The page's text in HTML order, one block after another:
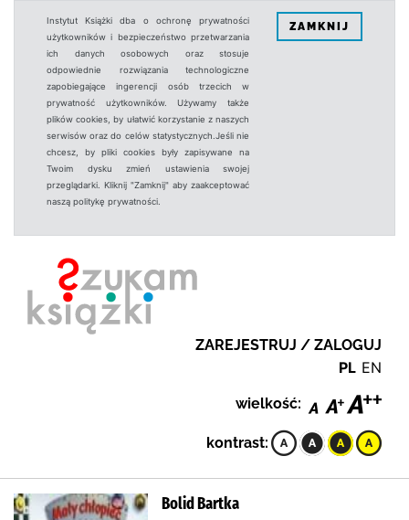
Instytut Książki dba o ochronę prywatności
użytkowników i bezpieczeństwo przetwarzania
ich danych osobowych oraz stosuje
odpowiednie rozwiązania technologiczne
zapobiegające ingerencji osób trzecich w
prywatność użytkowników. Używamy także
plików cookies, by ułatwić korzystanie z naszych
serwisów oraz do celów statystycznych.Jeśli nie
chcesz, by pliki cookies były zapisywane na
Twoim dysku zmień ustawienia swojej
przeglądarki. Kliknij "Zamknij" aby zaakceptować
naszą politykę prywatności.
ZAMKNIJ
ZAREJESTRUJ / ZALOGUJ
PL EN
wielkość:
kontrast:
Bolid Bartka